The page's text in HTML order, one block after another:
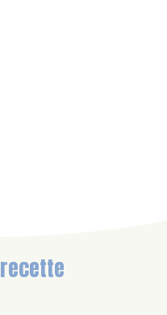
recette